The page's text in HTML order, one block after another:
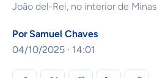
João del-Rei, no interior de Minas
Por Samuel Chaves
04/10/2025 · 14:01